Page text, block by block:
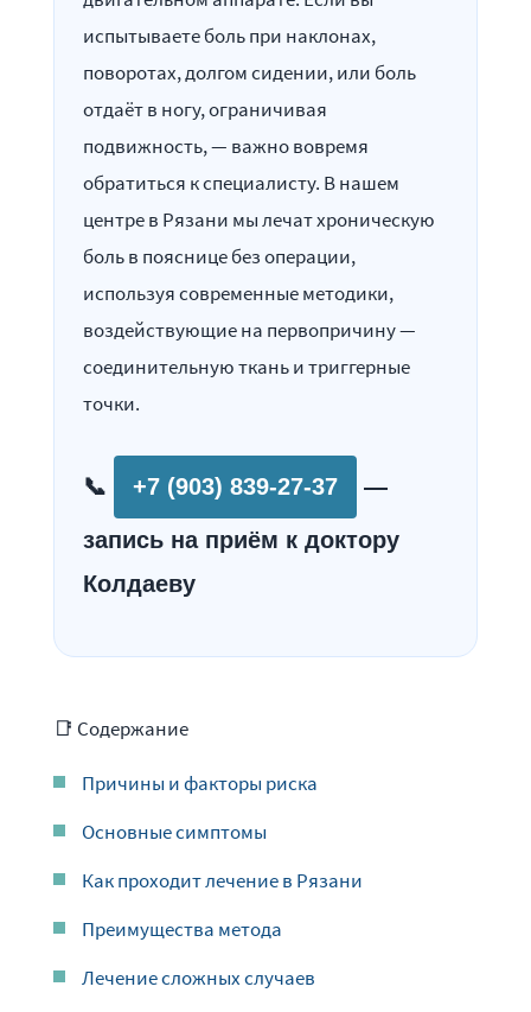
испытываете боль при наклонах,
поворотах, долгом сидении, или боль
отдаёт в ногу, ограничивая
подвижность, — важно вовремя
обратиться к специалисту. В нашем
центре в Рязани мы лечат хроническую
боль в пояснице без операции,
используя современные методики,
воздействующие на первопричину —
соединительную ткань и триггерные
точки.
📞 +7 (903) 839-27-37 —
запись на приём к доктору
Колдаеву
📑 Содержание
Причины и факторы риска
Основные симптомы
Как проходит лечение в Рязани
Преимущества метода
Лечение сложных случаев